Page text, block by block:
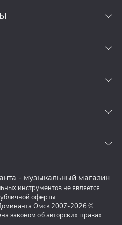
инструментов не является
оферты.
Омск 2007-2026 ©
законом об авторских правах.